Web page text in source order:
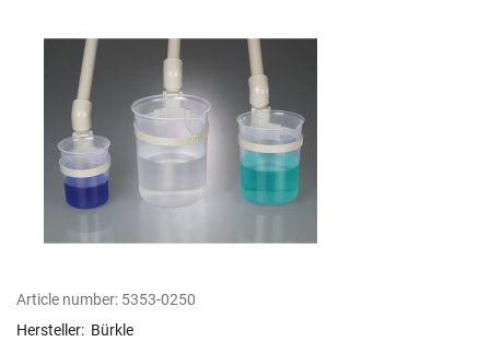
Article number: 5353-0250
Hersteller: Bürkle